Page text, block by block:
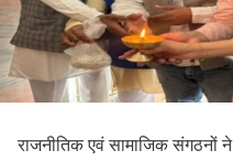
राजनीतिक एवं सामाजिक